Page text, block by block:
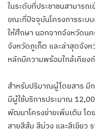
ในระดับที่ประชาชนสามาร
ขณะที่ปัจจุบันโครงการระบ
ให้ศึกษา นอกจากจังหวัดนค
จังหวัดภูเก็ต และล่าสุดจัง
หลักมีความพร้อมใกล้เคียง
สำหรับปริมาณผู้โดยสาร มีก
มีผู้ใช้บริการประมาณ
พัฒนาโครงข่ายเพิ่มเติม โ
สายสีส้ม สีม่วง และสีเขียว